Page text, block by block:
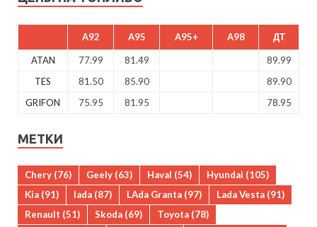
A92 A95 A95+ A98 ДТ
ATAN 77.99 81.49
89.99
TES
81.50 85.90
89.90
GRIFON
75.95 81.95 78.95
МЕТКИ
Chery (76) Geely (63) Haval (54) Hyundai (105)
Kia (91) lada (87) LAda Granta (97) Lada Vesta (91)
Renault (51) Skoda (69) Toyota (78)